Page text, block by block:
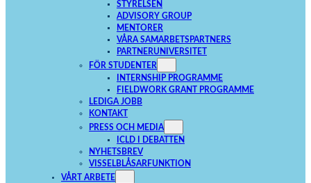
STYRELSEN
ADVISORY GROUP
MENTORER
VÅRA SAMARBETSPARTNERS
PARTNERUNIVERSITET
FÖR STUDENTER
INTERNSHIP PROGRAMME
FIELDWORK GRANT PROGRAMME
LEDIGA JOBB
KONTAKT
PRESS OCH MEDIA
ICLD I DEBATTEN
NYHETSBREV
VISSELBLÅSARFUNKTION
VÅRT ARBETE